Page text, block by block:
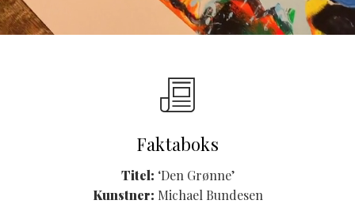
Faktaboks
Titel: ‘Den Grønne’
Kunstner: Michael Bundesen